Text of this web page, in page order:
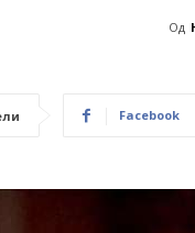
Од
Facebook